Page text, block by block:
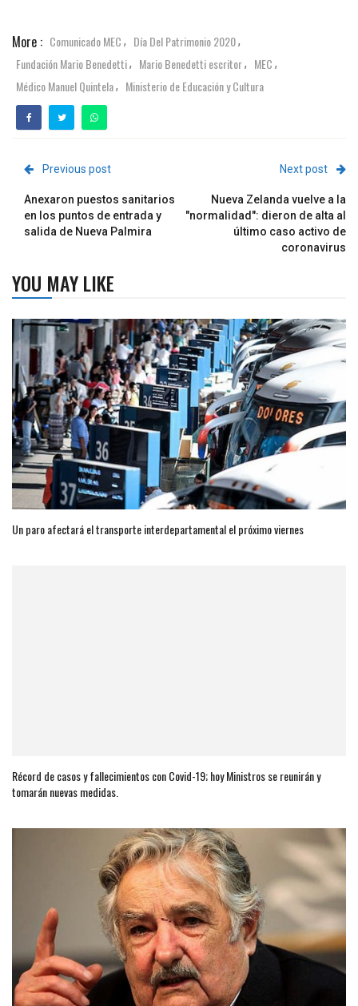
More : Comunicado MEC , Día Del Patrimonio 2020,
Fundación Mario Benedetti, Mario Benedetti escritor, MEC ,
Médico Manuel Quintela, Ministerio de Educación y Cultura
Previous post
Anexaron puestos sanitarios
en los puntos de entrada y
salida de Nueva Palmira
Next post
Nueva Zelanda vuelve a la
"normalidad": dieron de alta al
último caso activo de
coronavirus
YOU MAY LIKE
Un paro afectará el transporte interdepartamental el próximo viernes
Récord de casos y fallecimientos con Covid-19; hoy Ministros se reunirán y
tomarán nuevas medidas.